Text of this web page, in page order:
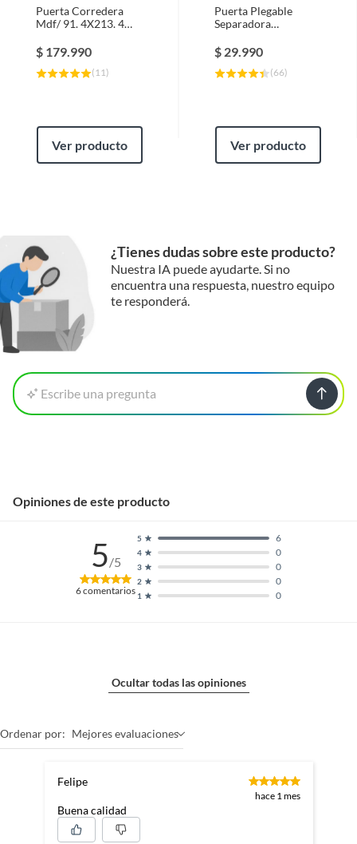
Puerta Corredera
Mdf/ 91. 4X213. 4
$ 179.990
( 11)
Ver producto
Puerta Plegable
Separadora
Cm
$ 29.990
(66)
Ver producto
¿Tienes dudas sobre este producto?
Nuestra IA puede ayudarte. Si no
encuentra una respuesta, nuestro equipo
te responderá.
Escribe una pregunta
Opiniones de este producto
5/5
6comentarios 1 0
2 0
3 0
4 0
5 6
Ocultar todas las opiniones
Ordenar por: Mejores evaluaciones
Felipe
hace 1 mes
Buena calidad